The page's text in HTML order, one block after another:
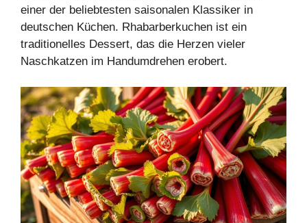
einer der beliebtesten saisonalen Klassiker in
deutschen Küchen. Rhabarberkuchen ist ein
traditionelles Dessert, das die Herzen vieler
Naschkatzen im Handumdrehen erobert.